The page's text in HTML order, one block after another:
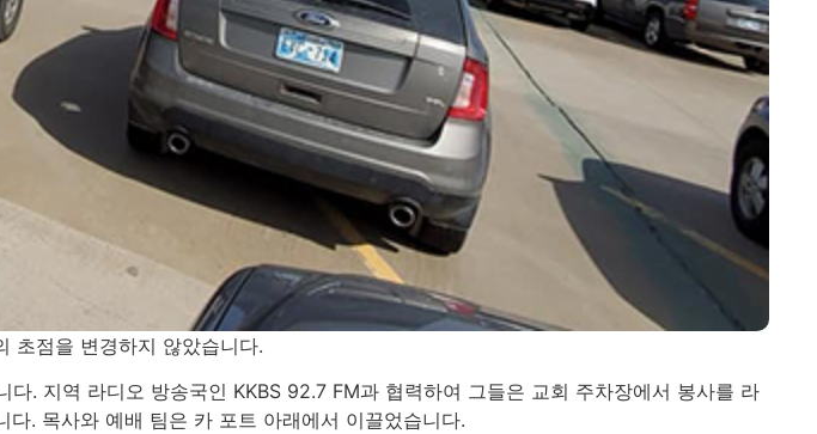
초점을 변경하지 않았습니다.
. 지역 라디오 방송국인 KKBS 92.7 FM과 협력하여 그들은 교회 주차장에서 봉사를 라
. 목사와 예배 팀은 카 포트 아래에서 이끌었습니다.